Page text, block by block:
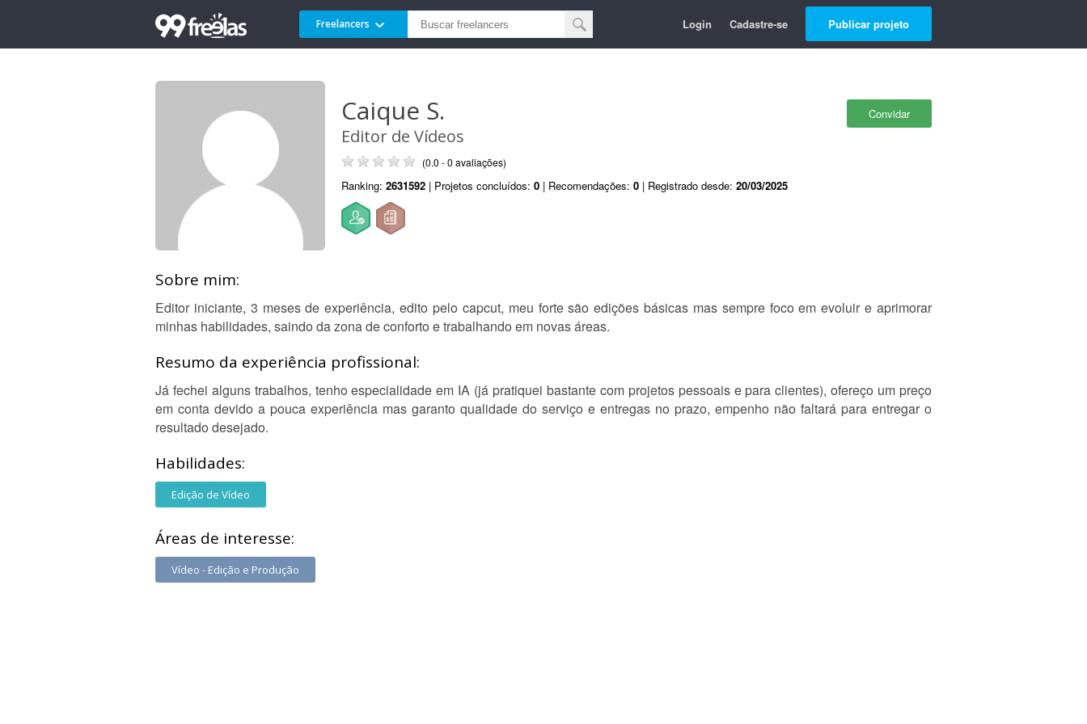
Freelancers Login Cadastre-se Publicar projeto
Convidar
Caique S.
Editor de Vídeos
(0.0 - 0 avaliações)
Ranking: 2631592 | Projetos concluídos: 0 | Recomendações: 0 | Registrado desde: 20/03/2025
Sobre mim:
Editor iniciante, 3 meses de experiência, edito pelo capcut, meu forte são edições básicas mas sempre foco em evoluir e aprimorar
minhas habilidades, saindo da zona de conforto e trabalhando em novas áreas.
Resumo da experiência profissional:
Já fechei alguns trabalhos, tenho especialidade em IA (já pratiquei bastante com projetos pessoais e para clientes), ofereço um preço
em conta devido a pouca experiência mas garanto qualidade do serviço e entregas no prazo, empenho não faltará para entregar o
resultado desejado.
Habilidades:
Edição de Vídeo
Áreas de interesse:
Vídeo - Edição e Produção